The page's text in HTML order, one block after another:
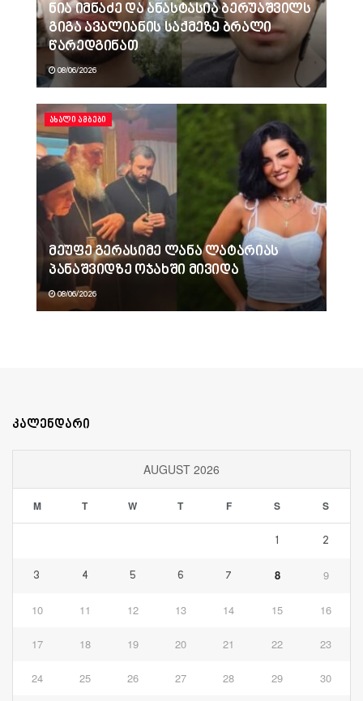
ნია იმნაძე და ანასტასია ბერუაშვილს
გიგა ავალიანის საქმეზე ბრალი
წარედგინათ
08/06/2026
ᲐᲮᲐᲚᲘ ᲐᲛᲑᲔᲑᲘ
მეუფე გერასიმე ლანა ლატარიას
პანაშვიდზე ოჯახში მივიდა
08/06/2026
კალენდარი
AUGUST 2026
M T W T F S S
1 2
3 4 5 6 7 8 9
10 11 12 13 14 15 16
17 18 19 20 21 22 23
24 25 26 27 28 29 30